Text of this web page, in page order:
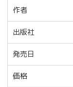
作者
出版社
発売日
価格